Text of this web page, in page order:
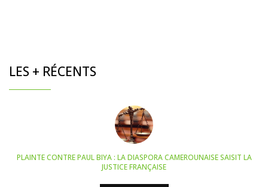
LES + RÉCENTS
PLAINTE CONTRE PAUL BIYA : LA DIASPORA CAMEROUNAISE SAISIT LA
JUSTICE FRANÇAISE